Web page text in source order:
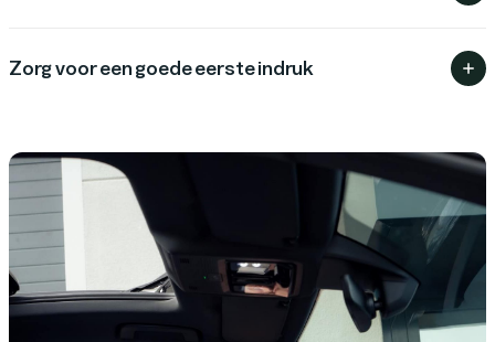
Zorg voor een goede eerste indruk